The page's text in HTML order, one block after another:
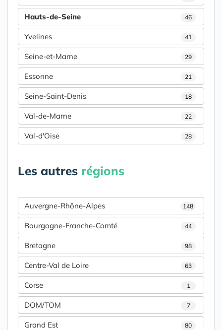
Hauts-de-Seine 46
Yvelines 41
Seine-et-Marne 29
Essonne 21
Seine-Saint-Denis 18
Val-de-Marne 22
Val-d'Oise 28
Les autres régions
Auvergne-Rhône-Alpes 148
Bourgogne-Franche-Comté 44
Bretagne 98
Centre-Val de Loire 63
Corse 1
DOM/TOM 7
Grand Est 80